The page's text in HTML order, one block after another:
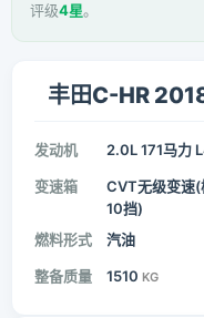
评级4星。
丰田C-HR
发动机 2.0L 171马力
变速箱
CVT无级变速(
10挡)
燃料形式 汽油
整备质量 1510 KG